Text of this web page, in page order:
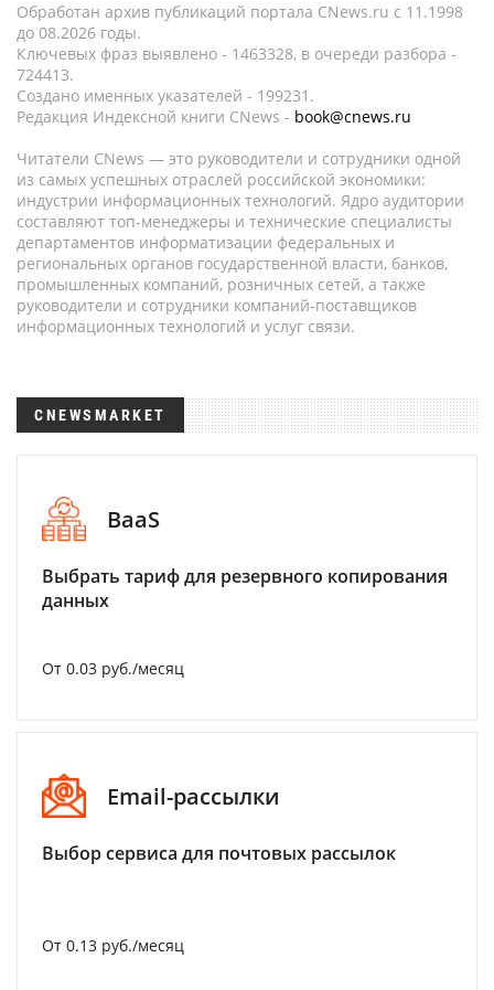
Обработан архив публикаций портала CNews.ru c 11.1998
до 08.2026 годы.
Ключевых фраз выявлено - 1463328, в очереди разбора -
724413.
Создано именных указателей - 199231.
Редакция Индексной книги CNews - book@cnews.ru
Читатели CNews — это руководители и сотрудники одной
из самых успешных отраслей российской экономики:
индустрии информационных технологий. Ядро аудитории
составляют топ-менеджеры и технические специалисты
департаментов информатизации федеральных и
региональных органов государственной власти, банков,
промышленных компаний, розничных сетей, а также
руководители и сотрудники компаний-поставщиков
информационных технологий и услуг связи.
CNEWSMARKET
BaaS
Выбрать тариф для резервного копирования
данных
От 0.03 руб./месяц
Email-рассылки
Выбор сервиса для почтовых рассылок
От 0.13 руб./месяц